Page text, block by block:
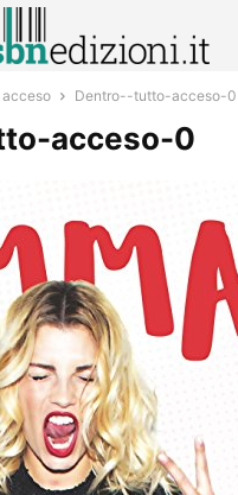
acceso Dentro--tutto-acceso-0
acceso-0